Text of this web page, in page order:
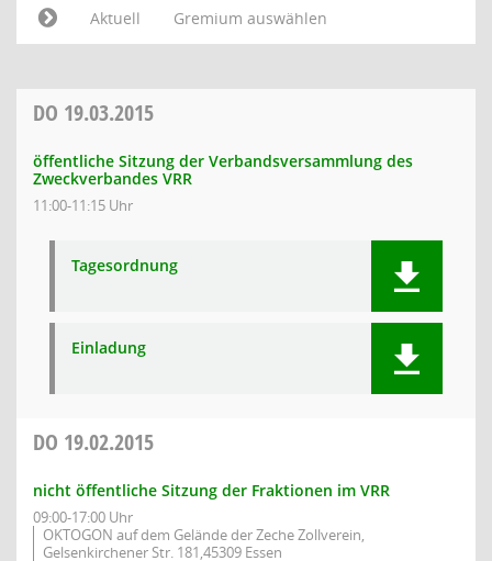
Aktuell
Gremium auswählen
DO 19.03.2015
öffentliche Sitzung der Verbandsversammlung des
Zweckverbandes VRR
11:00-11:15 Uhr
Tagesordnung
Einladung
DO 19.02.2015
nicht öffentliche Sitzung der Fraktionen im VRR
09:00-17:00 Uhr
OKTOGON auf dem Gelände der Zeche Zollverein,
Gelsenkirchener Str. 181,45309 Essen